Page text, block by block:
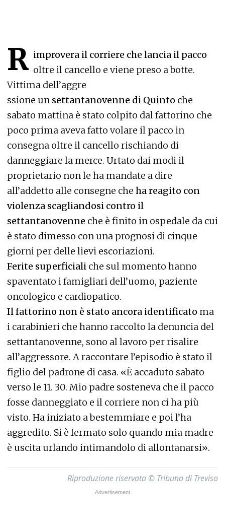
R improvera il corriere che lancia il pacco
oltre il cancello e viene preso a botte.
Vittima dell’aggre
ssione un settantanovenne di Quinto che
sabato mattina è stato colpito dal fattorino che
poco prima aveva fatto volare il pacco in
consegna oltre il cancello rischiando di
danneggiare la merce. Urtato dai modi il
proprietario non le ha mandate a dire
all’addetto alle consegne che ha reagito con
violenza scagliandosi contro il
settantanovenne che è finito in ospedale da cui
è stato dimesso con una prognosi di cinque
giorni per delle lievi escoriazioni.
Ferite superficiali che sul momento hanno
spaventato i famigliari dell’uomo, paziente
oncologico e cardiopatico.
Il fattorino non è stato ancora identificato ma
i carabinieri che hanno raccolto la denuncia del
settantanovenne, sono al lavoro per risalire
all’aggressore. A raccontare l’episodio è stato il
figlio del padrone di casa. «È accaduto sabato
verso le 11. 30. Mio padre sosteneva che il pacco
fosse danneggiato e il corriere non ci ha più
visto. Ha iniziato a bestemmiare e poi l’ha
aggredito. Si è fermato solo quando mia madre
è uscita urlando intimandolo di allontanarsi».
Riproduzione riservata © Tribuna di Treviso